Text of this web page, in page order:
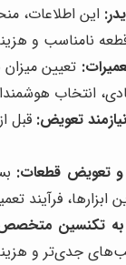
این اطلاعات،
نامناسب و
انتخاب
تعویض: قبل
و تعویض قطعات:
فرآیند
به تکنسین
جدی‌تر و